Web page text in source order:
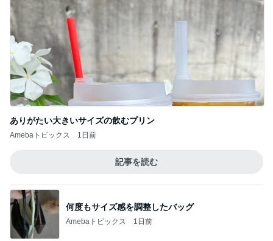
ありがたい大きいサイズの飲むプリン
Amebaトピックス 1日前
記事を読む
何度もサイズ感を調整したバッグ
Amebaトピックス 1日前